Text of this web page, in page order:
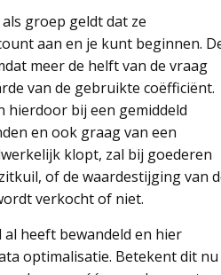
groep geldt dat ze
aan en je kunt beginnen.
meer de helft van de vraag
van de gebruikte coëfficiënt.
hierdoor bij een gemiddeld
en ook graag van een
klopt, zal bij goederen
of de waardestijging van
verkocht of niet.
heeft bewandeld en hier
optimalisatie. Betekent dit nu